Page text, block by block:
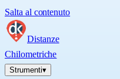
Salta al contenuto
Distanze
Chilometriche
Strumenti▾